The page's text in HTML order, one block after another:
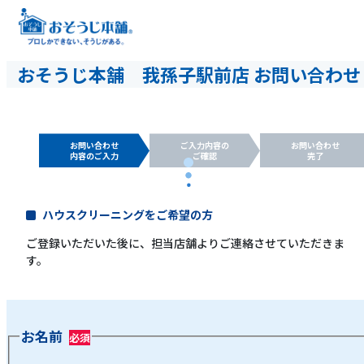
おそうじ本舗 我孫子駅前店 お問い合わせ
お問い合わせ
内容のご入力
ご入力内容の
ご確認
お問い合わせ
完了
ハウスクリーニングをご希望の方
ご登録いただいた後に、担当店舗よりご連絡させていただきま
す。
お名前